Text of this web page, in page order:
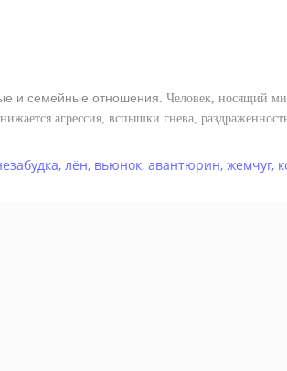
и семейные отношения. Человек, носящий
агрессия, вспышки гнева,
, лён, вьюнок, авантюрин, жемчуг,